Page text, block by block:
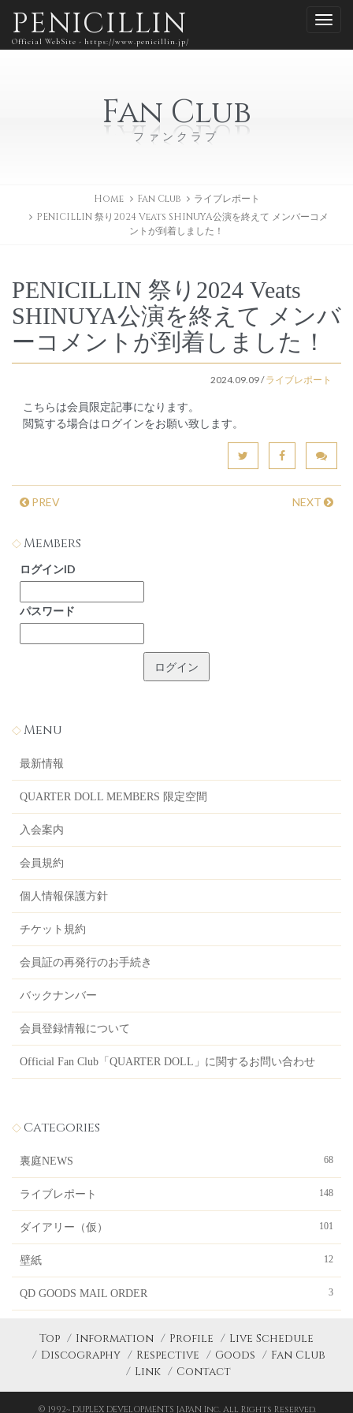
PENICILLIN
Official WebSite - https://www.penicillin.jp/
Fan Club
ファンクラブ
Home Fan Club
ライブレポート
PENICILLIN 祭り2024 Veats SHINUYA公演を終えて メンバーコメ
ントが到着しました！
PENICILLIN 祭り2024 Veats
SHINUYA公演を終えて メンバ
ーコメントが到着しました！
2024.09.09/ライブレポート
こちらは会員限定記事になります。
閲覧する場合はログインをお願い致します。
PREV NEXT
Members
ログインID
パスワード
Menu
最新情報
QUARTER DOLL MEMBERS 限定空間
入会案内
会員規約
個人情報保護方針
チケット規約
会員証の再発行のお手続き
バックナンバー
会員登録情報について
Official Fan Club「QUARTER DOLL」に関するお問い合わせ
Categories
裏庭NEWS 68
ライブレポート 148
ダイアリー（仮） 101
壁紙 12
QD GOODS MAIL ORDER 3
Top Information Profile
Live Schedule
Discography
Respective Goods
Fan Club
Link
Contact
© 1992~ DUPLEX DEVELOPMENTS JAPAN Inc. All Rights Reserved.